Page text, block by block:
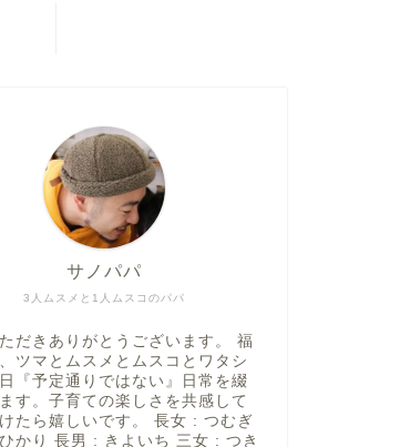
3人ムスメと1人ムスコのパパ
サノパパ
だきありがとうございます。 福
ツマとムスメとムスコとワタシ
『予定通りではない』日常を綴
す。子育ての楽しさを共感して
たら嬉しいです。 長女 : つむぎ
かり 長男 : きよいち 三女 : つき